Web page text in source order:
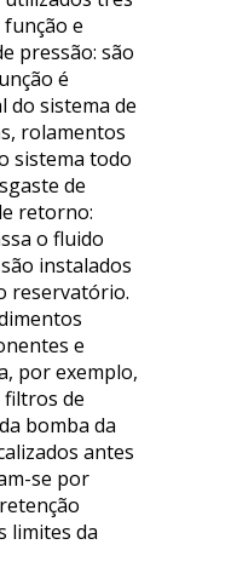
e
pressão: são
é
sistema de
rolamentos
sistema todo
de
retorno:
o fluido
instalados
reservatório.
e
por exemplo,
filtros de
bomba da
antes
se por
limites da